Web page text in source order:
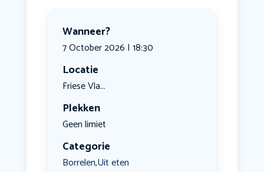
Wanneer?
7 October 2026 | 18:30
Locatie
Friese Vla...
Plekken
Geen limiet
Categorie
Borrelen,Uit eten